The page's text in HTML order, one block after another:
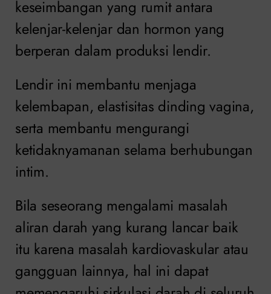
keseimbangan yang rumit antara
kelenjar-kelenjar dan hormon yang
berperan dalam produksi lendir.
Lendir ini membantu menjaga
kelembapan, elastisitas dinding vagina,
serta membantu mengurangi
ketidaknyamanan selama berhubungan
intim.
Bila seseorang mengalami masalah
aliran darah yang kurang lancar baik
itu karena masalah kardiovaskular atau
gangguan lainnya, hal ini dapat